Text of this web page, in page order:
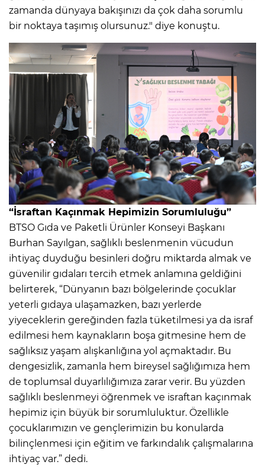
zamanda dünyaya bakışınızı da çok daha sorumlu
bir noktaya taşımış olursunuz." diye konuştu.
“İsraftan Kaçınmak Hepimizin Sorumluluğu”
BTSO Gıda ve Paketli Ürünler Konseyi Başkanı
Burhan Sayılgan, sağlıklı beslenmenin vücudun
ihtiyaç duyduğu besinleri doğru miktarda almak ve
güvenilir gıdaları tercih etmek anlamına geldiğini
belirterek, “Dünyanın bazı bölgelerinde çocuklar
yeterli gıdaya ulaşamazken, bazı yerlerde
yiyeceklerin gereğinden fazla tüketilmesi ya da israf
edilmesi hem kaynakların boşa gitmesine hem de
sağlıksız yaşam alışkanlığına yol açmaktadır. Bu
dengesizlik, zamanla hem bireysel sağlığımıza hem
de toplumsal duyarlılığımıza zarar verir. Bu yüzden
sağlıklı beslenmeyi öğrenmek ve israftan kaçınmak
hepimiz için büyük bir sorumluluktur. Özellikle
çocuklarımızın ve gençlerimizin bu konularda
bilinçlenmesi için eğitim ve farkındalık çalışmalarına
ihtiyaç var.” dedi.